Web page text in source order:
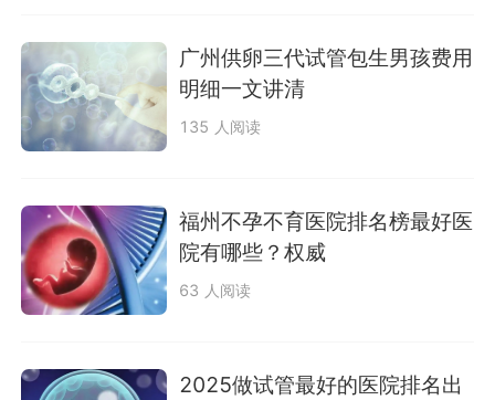
广州供卵三代试管包生男孩费用
明细一文讲清
135 人阅读
福州不孕不育医院排名榜最好医
院有哪些？权威
63 人阅读
2025做试管最好的医院排名出